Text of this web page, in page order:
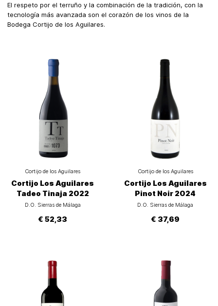
El respeto por el terruño y la combinación de la tradición, con la
tecnología más avanzada son el corazón de los vinos de la
Bodega Cortijo de los Aguilares.
Cortijo de los Aguilares
Cortijo Los Aguilares
Tadeo Tinaja 2022
D.O. Sierras de Málaga
€ 52,33
Cortijo de los Aguilares
Cortijo Los Aguilares
Pinot Noir 2024
D.O. Sierras de Málaga
€ 37,69